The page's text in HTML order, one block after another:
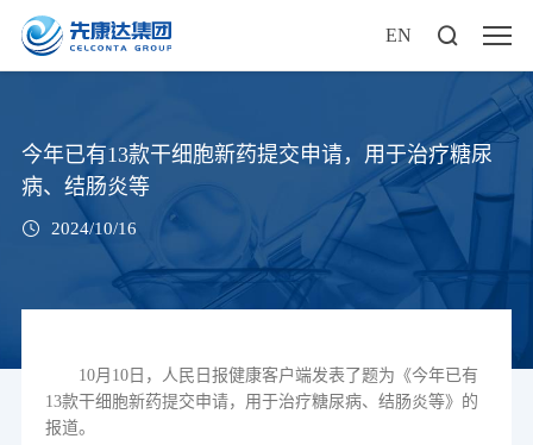
EN
今年已有13款干细胞新药提交申请，用于治疗糖尿
病、结肠炎等
2024/10/16
10月 10日，人民日报健康客户端发表了题为《今年已有
13款干细胞新药提交申请，用于治疗糖尿病、结肠炎等》的
报道。